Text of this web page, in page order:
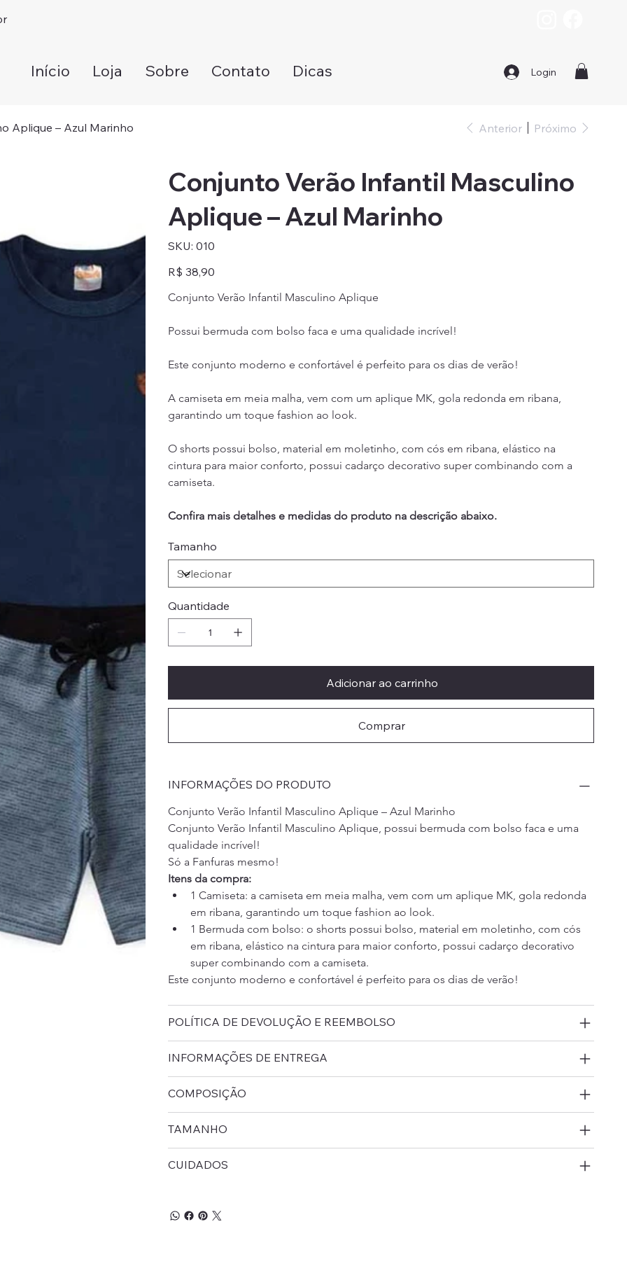
Início Loja Sobre Contato Dicas Login
Aplique – Azul Marinho Anterior Próximo
Conjunto Verão Infantil Masculino
Aplique – Azul Marinho
SKU: SKU
010
010
Preço
R$ 38,90
Conjunto Verão Infantil Masculino Aplique
Possui bermuda com bolso faca e uma qualidade incrível!
Este conjunto moderno e confortável é perfeito para os dias de verão!
A camiseta em meia malha, vem com um aplique MK, gola redonda em ribana,
garantindo um toque fashion ao look.
O shorts possui bolso, material em moletinho, com cós em ribana, elástico na
cintura para maior conforto, possui cadarço decorativo super combinando com a
camiseta.
Confira mais detalhes e medidas do produto na descrição abaixo.
Tamanho
Quantidade
Adicionar ao carrinho
Comprar
INFORMAÇÕES DO PRODUTO
Conjunto Verão Infantil Masculino Aplique – Azul Marinho
Conjunto Verão Infantil Masculino Aplique, possui bermuda com bolso faca e uma
qualidade incrível!
Só a Fanfuras mesmo!
Itens da compra:
1 Camiseta: a camiseta em meia malha, vem com um aplique MK, gola redonda
em ribana, garantindo um toque fashion ao look.
1 Bermuda com bolso: o shorts possui bolso, material em moletinho, com cós
em ribana, elástico na cintura para maior conforto, possui cadarço decorativo
super combinando com a camiseta.
Este conjunto moderno e confortável é perfeito para os dias de verão!
POLÍTICA DE DEVOLUÇÃO E REEMBOLSO
INFORMAÇÕES DE ENTREGA
COMPOSIÇÃO
TAMANHO
CUIDADOS